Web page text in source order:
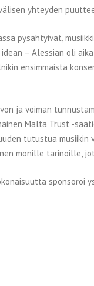
yhteyden
pysähtyivät,
idean – Alessian oli
ensimmäistä
ja voiman
Malta Trust -
tutustua musiikin
monille tarinoille,